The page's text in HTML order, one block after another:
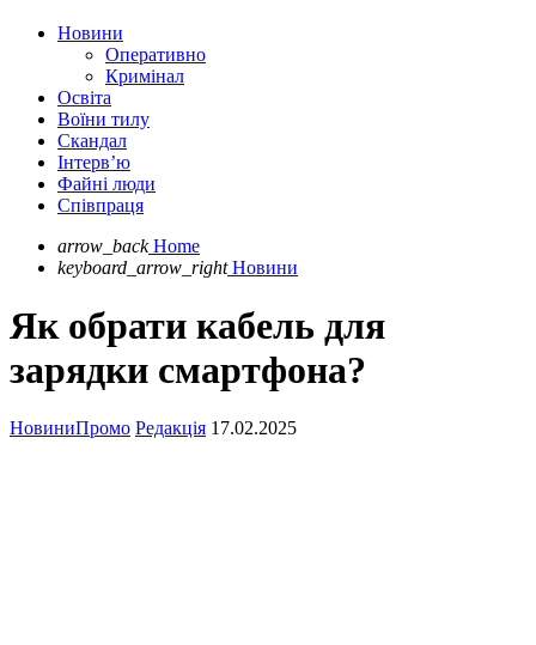
Новини
Оперативно
Кримінал
Освіта
Воїни тилу
Скандал
Інтерв’ю
Файні люди
Співпраця
arrow_back Home
keyboard_arrow_right Новини
Як обрати кабель для
зарядки смартфона?
НовиниПромо Редакція 17.02.2025